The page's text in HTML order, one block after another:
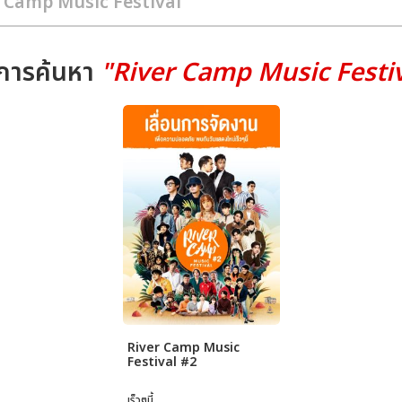
รค้นหา "River Camp Music
River Camp Music
Festival #2